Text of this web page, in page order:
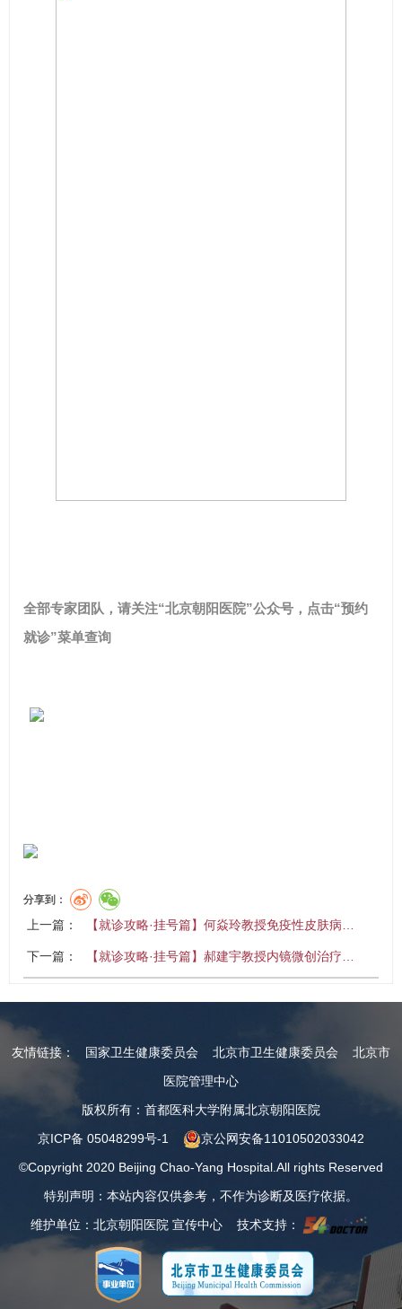
全部专家团队，请关注“北京朝阳医院”公众号，点击“预约
就诊”菜单查询
分享到：
上一篇： 【就诊攻略·挂号篇】何焱玲教授免疫性皮肤病…
下一篇： 【就诊攻略·挂号篇】郝建宇教授内镜微创治疗…
友情链接： 国家卫生健康委员会 北京市卫生健康委员会
北京市
医院管理中心
版权所有：首都医科大学附属北京朝阳医院
京ICP备 05048299号-1
京公网安备11010502033042
©Copyright 2020 Beijing Chao-Yang Hospital.All rights Reserved
特别声明：本站内容仅供参考，不作为诊断及医疗依据。
维护单位：北京朝阳医院 宣传中心 技术支持：